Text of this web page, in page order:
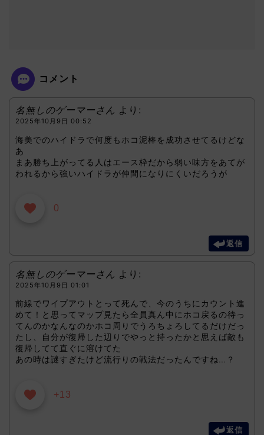
コメント
名無しのゲーマーさん より:
2025年10月9日 00:52
海美でのハイドラで何度もホコ泥棒を成功させてるけどな
あ
まあ勝ち上がってる人はエース枠だから弱い味方をあてが
われるから強いハイドラが仲間になりにくいだろうが
0
返信
名無しのゲーマーさん より:
2025年10月9日 01:01
前線でワイプアウトとって死んで、今のうちにカウント進
めて！と思ってマップ見たら全員真ん中にホコ戻るの待っ
てんのかなんなのかホコ周りでうろちょろしてるだけだっ
たし、自分が復帰した辺りでやっと持ったかと思えば敵も
復帰してて直ぐに溶けてた
あの時は謎すぎたけど流行りの戦法だったんですね…？
+13
返信